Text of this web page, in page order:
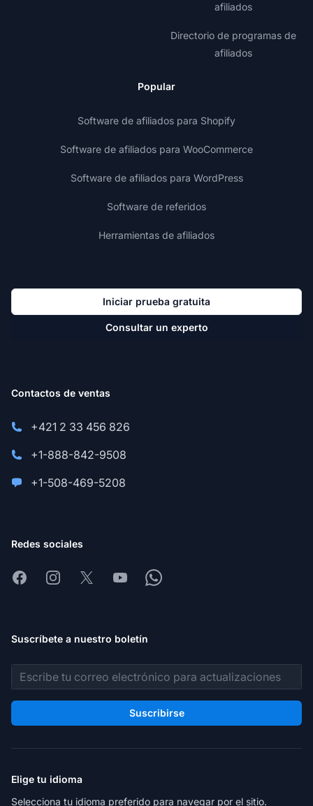
afiliados
Directorio de programas de
afiliados
Popular
Software de afiliados para Shopify
Software de afiliados para WooCommerce
Software de afiliados para WordPress
Software de referidos
Herramientas de afiliados
Iniciar prueba gratuita
Consultar un experto
Contactos de ventas
+421 2 33 456 826
+1-888-842-9508
+1-508-469-5208
Redes sociales
FacebookInstagram
X YoutubeWhatsapp
Suscríbete a nuestro boletín
Dirección de correo electrónico
Suscribirse
Elige tu idioma
Selecciona tu idioma preferido para navegar por el sitio.